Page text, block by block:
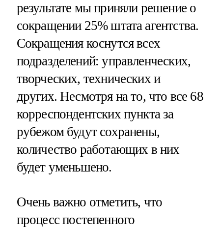
результате мы приняли решение о
сокращении 25% штата агентства.
Сокращения коснутся всех
подразделений: управленческих,
творческих, технических и
других. Несмотря на то, что все 68
корреспондентских пункта за
рубежом будут сохранены,
количество работающих в них
будет уменьшено.
Очень важно отметить, что
процесс постепенного